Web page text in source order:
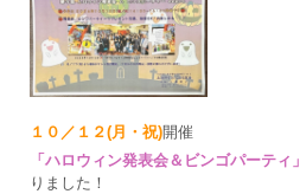
１０／１２(月・祝)開催
「ハロウィン発表会＆ビンゴパーティ」
りました！